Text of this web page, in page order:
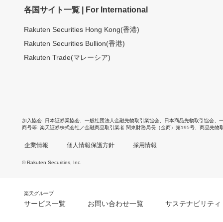
各国サイト一覧 | For International
Rakuten Securities Hong Kong(香港)
Rakuten Securities Bullion(香港)
Rakuten Trade(マレーシア)
加入協会 日本証券業協会 一般社団法人金融先物取引業協会 日本商品先物取引協会
商号等 楽天証券株式会社／金融商品取引業者 関東財務局長（金商）第195号、商品先物
企業情報 個人情報保護方針 採用情報
© Rakuten Securities, Inc.
楽天グループ
サービス一覧 お問い合わせ一覧 サステナビリティ